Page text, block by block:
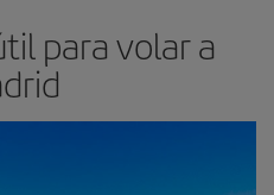
para volar a